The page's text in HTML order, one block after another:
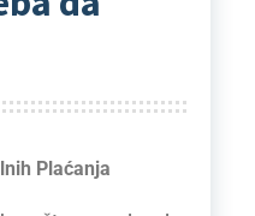
Plaćanja